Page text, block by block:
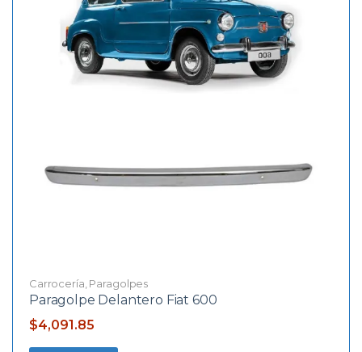
Carrocería Paragolpes
Paragolpe Delantero Fiat 600
$4,091.85